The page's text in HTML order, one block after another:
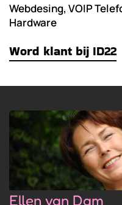
Webdesing, VOIP
Hardware
Word klant bij ID22
Ellen van Dam